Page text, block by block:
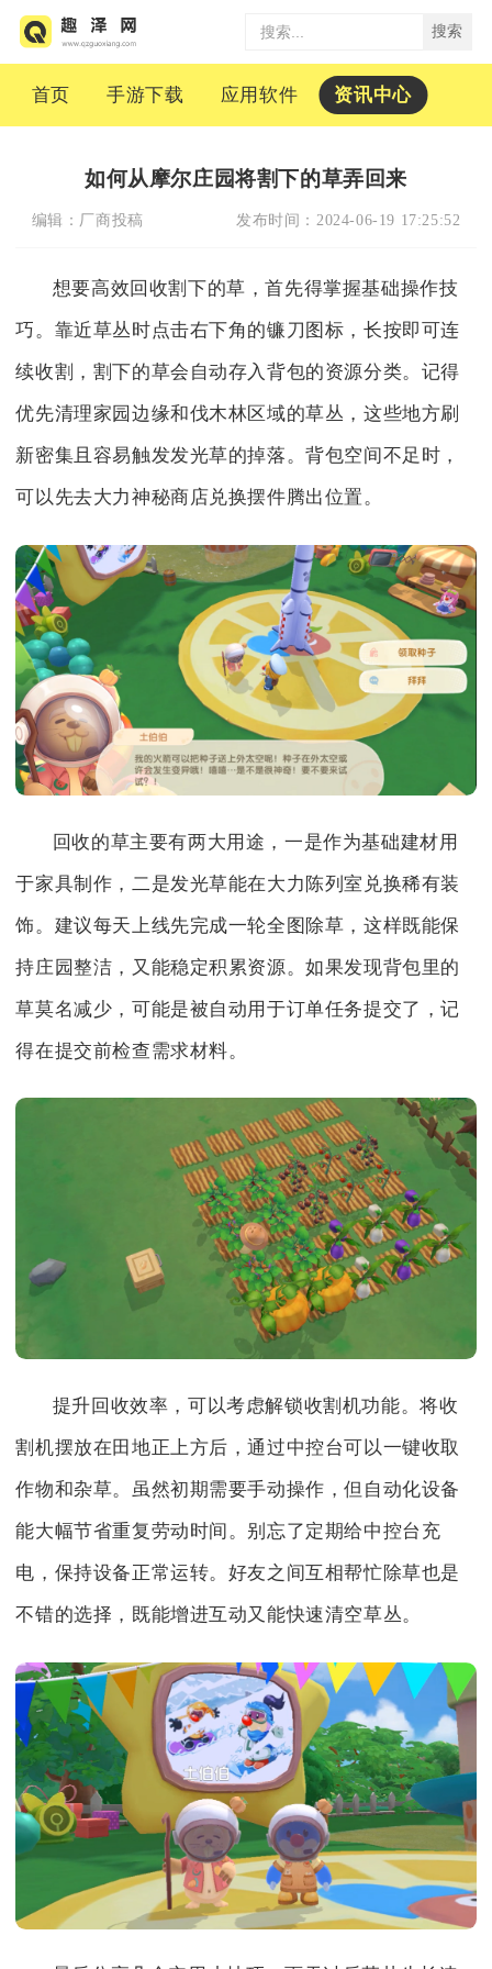
搜索
首页 手游下载 应用软件 资讯中心
如何从摩尔庄园将割下的草弄回来
编辑： 厂商投稿 发布时间： 2024-06-19 17:25:52
想要高效回收割下的草，首先得掌握基础操作技
巧。靠近草丛时点击右下角的镰刀图标，长按即可连
续收割，割下的草会自动存入背包的资源分类。记得
优先清理家园边缘和伐木林区域的草丛，这些地方刷
新密集且容易触发发光草的掉落。背包空间不足时，
可以先去大力神秘商店兑换摆件腾出位置。
回收的草主要有两大用途，一是作为基础建材用
于家具制作，二是发光草能在大力陈列室兑换稀有装
饰。建议每天上线先完成一轮全图除草，这样既能保
持庄园整洁，又能稳定积累资源。如果发现背包里的
草莫名减少，可能是被自动用于订单任务提交了，记
得在提交前检查需求材料。
提升回收效率，可以考虑解锁收割机功能。将收
割机摆放在田地正上方后，通过中控台可以一键收取
作物和杂草。虽然初期需要手动操作，但自动化设备
能大幅节省重复劳动时间。别忘了定期给中控台充
电，保持设备正常运转。好友之间互相帮忙除草也是
不错的选择，既能增进互动又能快速清空草丛。